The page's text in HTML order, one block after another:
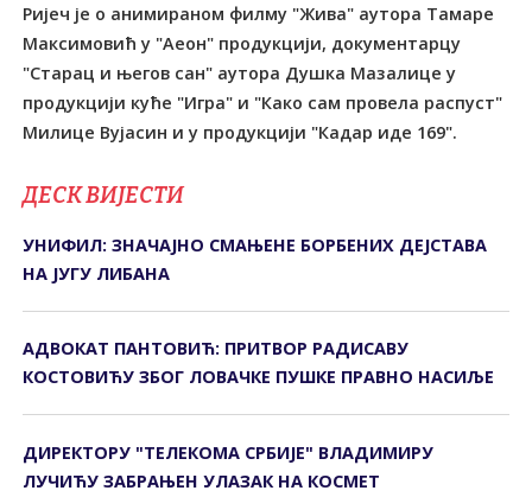
Ријеч је о анимираном филму "Жива" аутора Тамаре
Максимовић у "Аеон" продукцији, документарцу
"Старац и његов сан" аутора Душка Мазалице у
продукцији куће "Игра" и "Како сам провела распуст"
Милице Вујасин и у продукцији "Кадар иде 169".
ДЕСК ВИЈЕСТИ
УНИФИЛ: ЗНАЧАЈНО СМАЊЕНЕ БОРБЕНИХ ДЕЈСТАВА
НА ЈУГУ ЛИБАНА
АДВОКАТ ПАНТОВИЋ: ПРИТВОР РАДИСАВУ
КОСТОВИЋУ ЗБОГ ЛОВАЧКЕ ПУШКЕ ПРАВНО НАСИЉЕ
ДИРЕКТОРУ "ТЕЛЕКОМА СРБИЈЕ" ВЛАДИМИРУ
ЛУЧИЋУ ЗАБРАЊЕН УЛАЗАК НА КОСМЕТ